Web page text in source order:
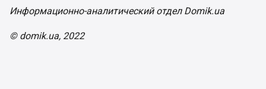
Информационно-аналитический отдел Domik.ua
© domik.ua, 2022